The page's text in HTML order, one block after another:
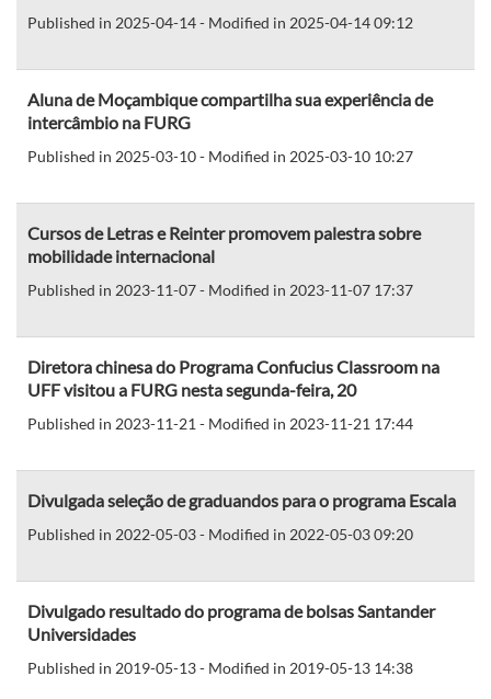
Published in 2025-04-14 - Modified in 2025-04-14 09:12
Aluna de Moçambique compartilha sua experiência de
intercâmbio na FURG
Published in 2025-03-10 - Modified in 2025-03-10 10:27
Cursos de Letras e Reinter promovem palestra sobre
mobilidade internacional
Published in 2023-11-07 - Modified in 2023-11-07 17:37
Diretora chinesa do Programa Confucius Classroom na
UFF visitou a FURG nesta segunda-feira, 20
Published in 2023-11-21 - Modified in 2023-11-21 17:44
Divulgada seleção de graduandos para o programa Escala
Published in 2022-05-03 - Modified in 2022-05-03 09:20
Divulgado resultado do programa de bolsas Santander
Universidades
Published in 2019-05-13 - Modified in 2019-05-13 14:38